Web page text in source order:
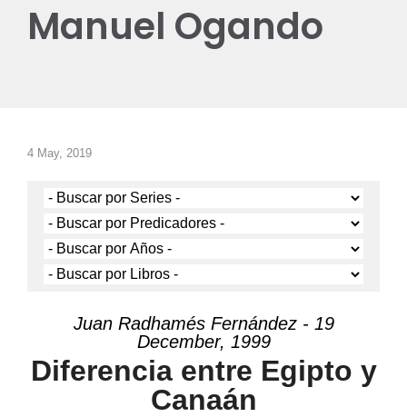
Manuel Ogando
4 May, 2019
Juan Radhamés Fernández - 19
December, 1999
Diferencia entre Egipto y
Canaán